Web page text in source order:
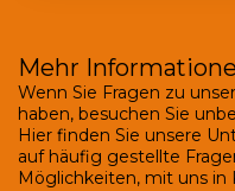
Mehr
Wenn Sie Fragen zu
haben, besuchen Sie
Hier finden Sie unsere
auf häufig gestellte
Möglichkeiten, mit uns